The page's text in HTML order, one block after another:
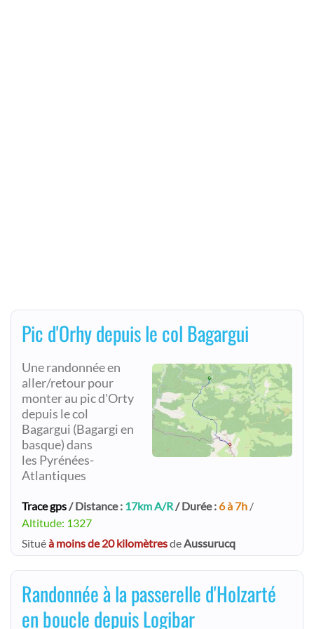
Pic d'Orhy depuis le col Bagargui
Une randonnée en
aller/retour pour
monter au pic d'Orty
depuis le col
Bagargui (Bagargi en
basque) dans
les Pyrénées-
Atlantiques
Trace gps/ Distance : 17km A/R/ Durée : 6 à 7h /
Altitude: 1327
Situéà moins de 20 kilomètresdeAussurucq
Randonnée à la passerelle d'Holzarté
en boucle depuis Logibar